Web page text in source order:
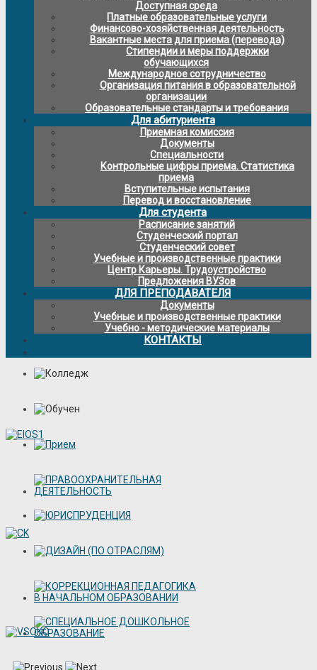
Доступная среда
Платные образовательные услуги
Финансово-хозяйственная деятельность
Вакантные места для приема (перевода)
Стипендии и меры поддержки
обучающихся
Международное сотрудничество
Организация питания в образовательной
организации
Образовательные стандарты и требования
Для абитуриента
Приемная комиссия
Документы
Специальности
Контрольные цифры приема. Статистика
приема
Вступительные испытания
Перевод и восстановление
Для студента
Расписание занятий
Студенческий портал
Студенческий совет
Учебные и производственные практики
Центр Карьеры. Трудоустройство
Предложения ВУЗов
ДЛЯ ПРЕПОДАВАТЕЛЯ
Документы
Учебные и производственные практики
Учебно - методические материалы
КОНТАКТЫ